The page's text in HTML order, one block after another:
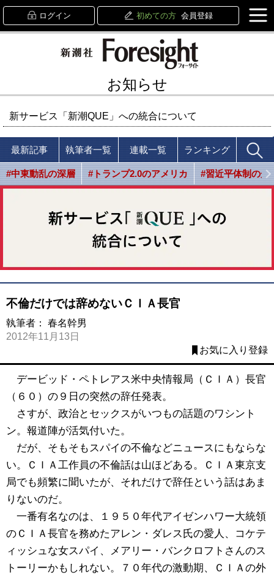
ログイン 初めての方 会員登録
お知らせ
新サービス「新潮QUE」への統合について
最新記事 執筆者一覧 連載一覧 ランキング
#中東動乱の深層 #トランプ2.0のアメリカ #習近平体制の光
不倫だけでは辞めないＣＩＡ長官
執筆者： 春名幹男
2012年11月13日
お気に入り登録
デービッド・ペトレアス米中央情報局（ＣＩＡ）長官
（６０）の９日の突然の辞任発表。
さすが、政治とセックスがいつもの話題のワシント
ン。報道陣が活気付いた。
だが、そもそもスパイの不倫などニュースにもならな
い。ＣＩＡ工作員の不倫話は山ほどある。ＣＩＡ東京支
局でも頻繁に聞いたが、それだけで辞任という話はあま
りないのだ。
一番有名なのは、１９５０年代アイゼンハワー大統領
のＣＩＡ長官を務めたアレン・ダレス氏の愛人、コケテ
ィッシュな女スパイ、メアリー・バンクロフトさんのス
トーリーかもしれない。７０年代の激動期、ＣＩＡの外